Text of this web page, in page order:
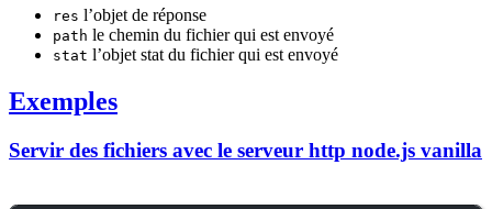
res l’objet de réponse
path le chemin du fichier qui est envoyé
stat l’objet stat du fichier qui est envoyé
Exemples
Servir des fichiers avec le serveur http node.js vanilla